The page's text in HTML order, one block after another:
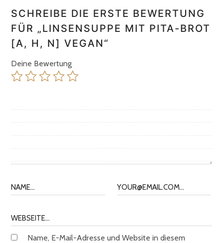
SCHREIBE DIE ERSTE BEWERTUNG
FÜR „LINSENSUPPE MIT PITA-BROT
[A, H, N] VEGAN“
Deine Bewertung
Name, E-Mail-Adresse und Website in diesem